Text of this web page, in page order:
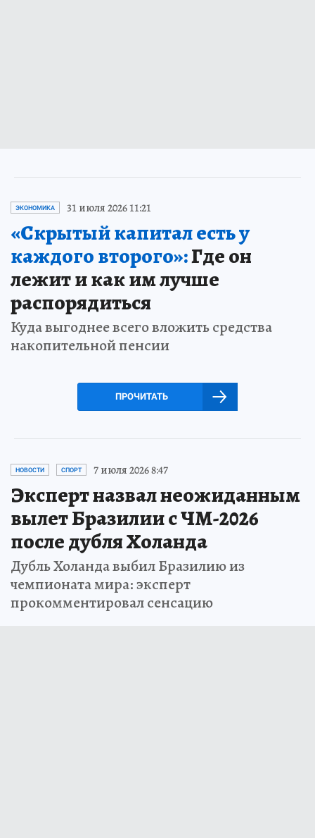
ЭКОНОМИКА 31 июля 2026 11:21
«Скрытый капитал есть у
каждого второго»:Где он
лежит и как им лучше
распорядиться
Куда выгоднее всего вложить средства
накопительной пенсии
ПРОЧИТАТЬ
НОВОСТИ СПОРТ 7 июля 2026 8:47
Эксперт назвал неожиданным
вылет Бразилии с ЧМ-2026
после дубля Холанда
Дубль Холанда выбил Бразилию из
чемпионата мира: эксперт
прокомментировал сенсацию